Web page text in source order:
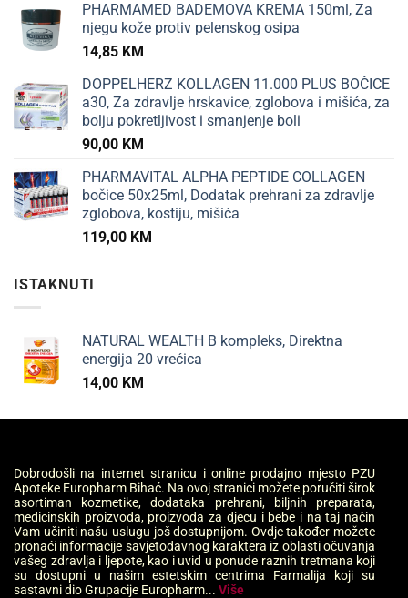
PHARMAMED BADEMOVA KREMA 150ml, Za
njegu kože protiv pelenskog osipa
14,85 KM
DOPPELHERZ KOLLAGEN 11.000 PLUS BOČICE
a30, Za zdravlje hrskavice, zglobova i mišića, za
bolju pokretljivost i smanjenje boli
90,00 KM
PHARMAVITAL ALPHA PEPTIDE COLLAGEN
bočice 50x25ml, Dodatak prehrani za zdravlje
zglobova, kostiju, mišića
119,00 KM
ISTAKNUTI
NATURAL WEALTH B kompleks, Direktna
energija 20 vrećica
14,00 KM
Dobrodošli na internet stranicu i online prodajno mjesto PZU
Apoteke Europharm Bihać. Na ovoj stranici možete poručiti širok
asortiman kozmetike, dodataka prehrani, biljnih preparata,
medicinskih proizvoda, proizvoda za djecu i bebe i na taj način
Vam učiniti našu uslugu još dostupnijom. Ovdje također možete
pronaći informacije savjetodavnog karaktera iz oblasti očuvanja
vašeg zdravlja i ljepote, kao i uvid u ponude raznih tretmana koji
su dostupni u našim estetskim centrima Farmalija koji su
sastavni dio Grupacije Europharm... Više